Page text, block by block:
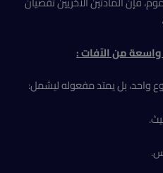
من الآفات:
واحد، بل يمتد مفعوله ليشمل: